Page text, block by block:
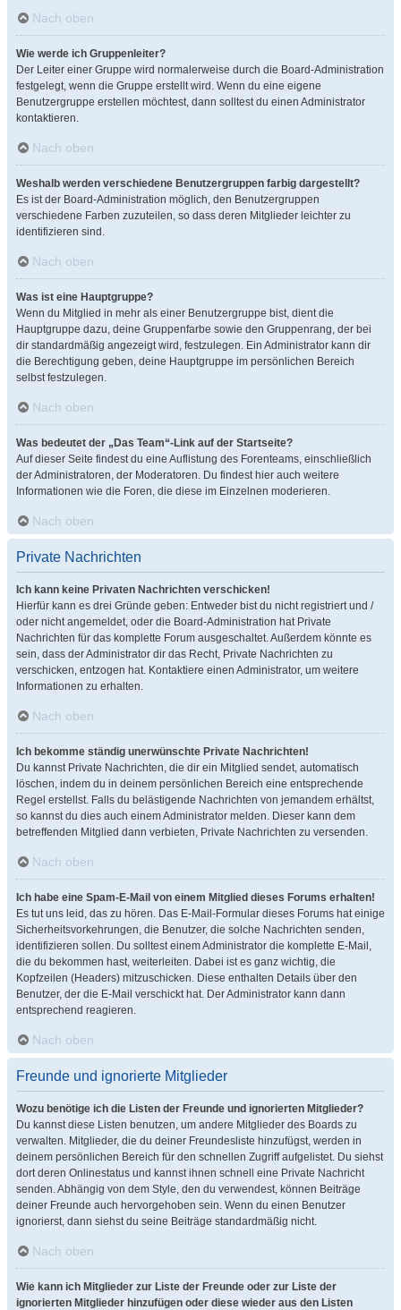
Nach oben
Wie werde ich Gruppenleiter?
Der Leiter einer Gruppe wird normalerweise durch die Board-Administration
festgelegt, wenn die Gruppe erstellt wird. Wenn du eine eigene
Benutzergruppe erstellen möchtest, dann solltest du einen Administrator
kontaktieren.
Nach oben
Weshalb werden verschiedene Benutzergruppen farbig dargestellt?
Es ist der Board-Administration möglich, den Benutzergruppen
verschiedene Farben zuzuteilen, so dass deren Mitglieder leichter zu
identifizieren sind.
Nach oben
Was ist eine Hauptgruppe?
Wenn du Mitglied in mehr als einer Benutzergruppe bist, dient die
Hauptgruppe dazu, deine Gruppenfarbe sowie den Gruppenrang, der bei
dir standardmäßig angezeigt wird, festzulegen. Ein Administrator kann dir
die Berechtigung geben, deine Hauptgruppe im persönlichen Bereich
selbst festzulegen.
Nach oben
Was bedeutet der „Das Team“-Link auf der Startseite?
Auf dieser Seite findest du eine Auflistung des Forenteams, einschließlich
der Administratoren, der Moderatoren. Du findest hier auch weitere
Informationen wie die Foren, die diese im Einzelnen moderieren.
Nach oben
Private Nachrichten
Ich kann keine Privaten Nachrichten verschicken!
Hierfür kann es drei Gründe geben: Entweder bist du nicht registriert und /
oder nicht angemeldet, oder die Board-Administration hat Private
Nachrichten für das komplette Forum ausgeschaltet. Außerdem könnte es
sein, dass der Administrator dir das Recht, Private Nachrichten zu
verschicken, entzogen hat. Kontaktiere einen Administrator, um weitere
Informationen zu erhalten.
Nach oben
Ich bekomme ständig unerwünschte Private Nachrichten!
Du kannst Private Nachrichten, die dir ein Mitglied sendet, automatisch
löschen, indem du in deinem persönlichen Bereich eine entsprechende
Regel erstellst. Falls du belästigende Nachrichten von jemandem erhältst,
so kannst du dies auch einem Administrator melden. Dieser kann dem
betreffenden Mitglied dann verbieten, Private Nachrichten zu versenden.
Nach oben
Ich habe eine Spam-E-Mail von einem Mitglied dieses Forums erhalten!
Es tut uns leid, das zu hören. Das E-Mail-Formular dieses Forums hat einige
Sicherheitsvorkehrungen, die Benutzer, die solche Nachrichten senden,
identifizieren sollen. Du solltest einem Administrator die komplette E-Mail,
die du bekommen hast, weiterleiten. Dabei ist es ganz wichtig, die
Kopfzeilen (Headers) mitzuschicken. Diese enthalten Details über den
Benutzer, der die E-Mail verschickt hat. Der Administrator kann dann
entsprechend reagieren.
Nach oben
Freunde und ignorierte Mitglieder
Wozu benötige ich die Listen der Freunde und ignorierten Mitglieder?
Du kannst diese Listen benutzen, um andere Mitglieder des Boards zu
verwalten. Mitglieder, die du deiner Freundesliste hinzufügst, werden in
deinem persönlichen Bereich für den schnellen Zugriff aufgelistet. Du siehst
dort deren Onlinestatus und kannst ihnen schnell eine Private Nachricht
senden. Abhängig von dem Style, den du verwendest, können Beiträge
deiner Freunde auch hervorgehoben sein. Wenn du einen Benutzer
ignorierst, dann siehst du seine Beiträge standardmäßig nicht.
Nach oben
Wie kann ich Mitglieder zur Liste der Freunde oder zur Liste der
ignorierten Mitglieder hinzufügen oder diese wieder aus den Listen